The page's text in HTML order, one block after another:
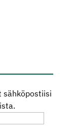
sähköpostiisi